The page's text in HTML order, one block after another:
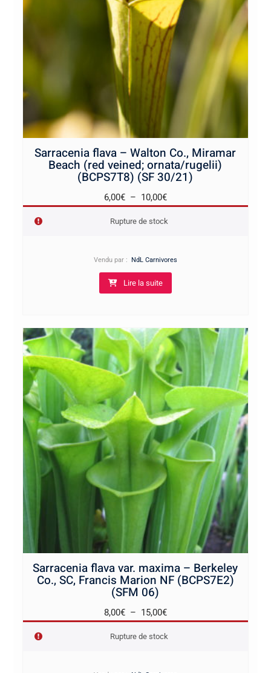
Sarracenia flava – Walton Co., Miramar
Beach (red veined; ornata/rugelii)
(BCPS7T8) (SF 30/21)
6,00€ – 10,00€Plage
à
10,00€
Rupture de stock
Vendu par : NdL Carnivores
Lire la suite
Sarracenia flava var. maxima – Berkeley
Co., SC, Francis Marion NF (BCPS7E2)
(SFM 06)
8,00€ – 15,00€Plage
Rupture de stock